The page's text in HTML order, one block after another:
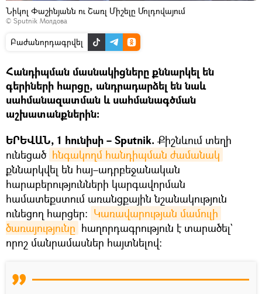
Նիկոլ Փաշինյանն ու Շառլ Միշելը Մոլդովայում
© Sputnik Молдова
Բաժանորդագրվել
Հանդիպման մասնակիցները քննարկել են
գերիների հարցը, անդրադարձել են նաև
սահմանազատման և սահմանագծման
աշխատանքներին։
ԵՐԵՎԱՆ, 1 հունիսի – Sputnik. Քիշնևում տեղի
ունեցած հնգակողմ հանդիպման ժամանակ
քննարկվել են հայ–ադրբեջանական
հարաբերությունների կարգավորման
համատեքստում առանցքային նշանակություն
ունեցող հարցեր։ Կառավարության մամուլի
ծառայությունը հաղորդագրություն է տարածել`
որոշ մանրամասներ հայտնելով։